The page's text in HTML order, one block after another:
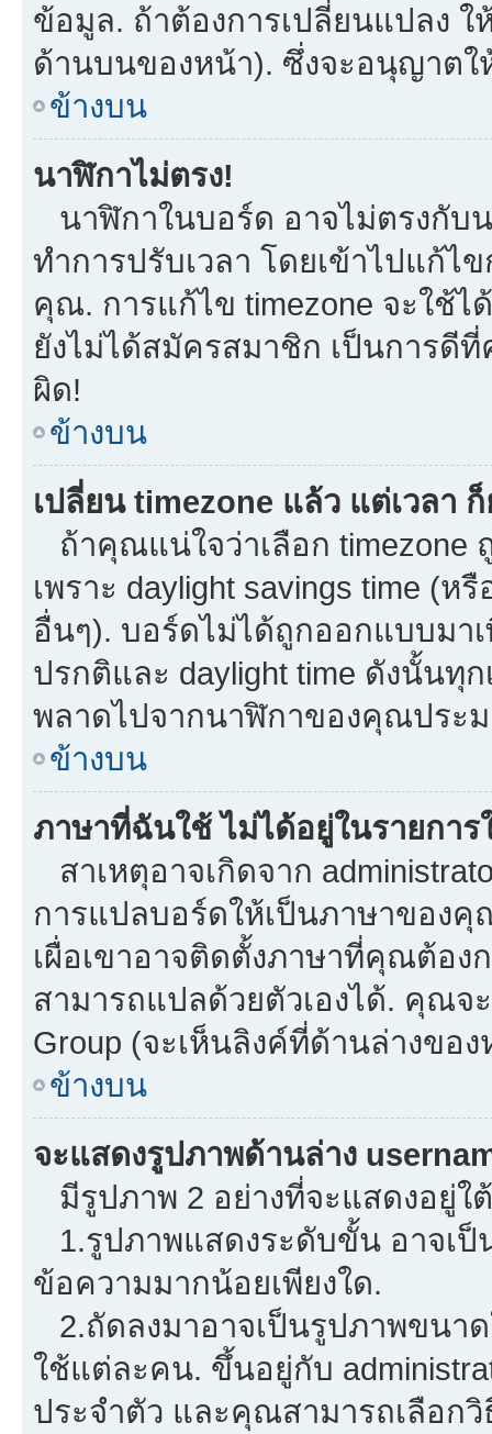
ข้อมูล. ถ้าต้องการเปลี่ยนแปลง
ด้านบนของหน้า). ซึ่งจะอนุญาต
ข้างบน
นาฬิกาไม่ตรง!
นาฬิกาในบอร์ด อาจไม่ตรงกั
ทำการปรับเวลา โดยเข้าไปแก้ไ
คุณ. การแก้ไข timezone จะใช้
ยังไม่ได้สมัครสมาชิก เป็นการ
ผิด!
ข้างบน
เปลี่ยน timezone แล้ว แต่เวลา
ถ้าคุณแน่ใจว่าเลือก timezone
เพราะ daylight savings time (ห
อื่นๆ). บอร์ดไม่ได้ถูกออกแบบมา
ปรกติและ daylight time ดังนั้นทุ
พลาดไปจากนาฬิกาของคุณประ
ข้างบน
ภาษาที่ฉันใช้ ไม่ได้อยู่ในรายการ
สาเหตุอาจเกิดจาก
การแปลบอร์ดให้เป็นภาษาของคุ
เผื่อเขาอาจติดตั้งภาษาที่คุณต้อ
สามารถแปลด้วยตัวเองได้. คุณจ
Group (จะเห็นลิงค์ที่ด้านล่างของ
ข้างบน
จะแสดงรูปภาพด้านล่าง
มีรูปภาพ 2 อย่างที่จะแสดงอยู่ใ
1.รูปภาพแสดงระดับขั้น อาจเ
ข้อความมากน้อยเพียงใด.
2.ถัดลงมาอาจเป็นรูปภาพขนา
ใช้แต่ละคน. ขึ้นอยู่กับ
ประจำตัว และคุณสามารถเลือก